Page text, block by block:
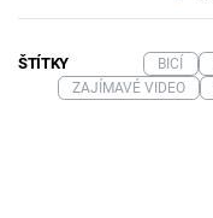
ŠTÍTKY BICÍ
ZAJÍMAVÉ VIDEO